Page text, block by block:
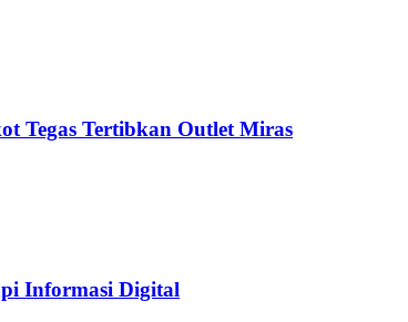
Tegas Tertibkan Outlet Miras
Informasi Digital